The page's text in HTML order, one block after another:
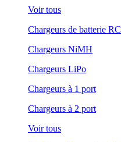
Voir tous
Chargeurs de batterie RC
Chargeurs NiMH
Chargeurs LiPo
Chargeurs à 1 port
Chargeurs à 2 port
Voir tous